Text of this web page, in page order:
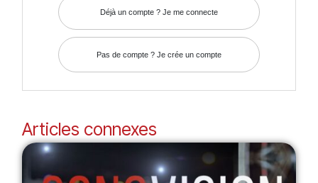
Déjà un compte ? Je me connecte
Pas de compte ? Je crée un compte
Articles connexes